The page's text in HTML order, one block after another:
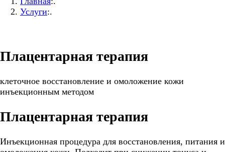
Услуги:.
Плацентарная терапия
клеточное восстановление и омоложение кожи
инъекционным методом
Плацентарная терапия
Инъекционная процедура для восстановления, питания и